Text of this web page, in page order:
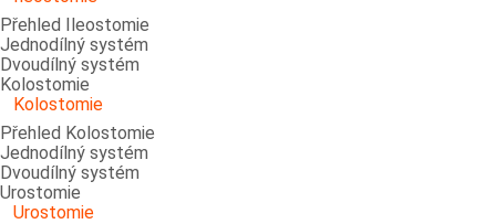
Přehled Ileostomie
Jednodílný systém
Dvoudílný systém
Kolostomie
Kolostomie
Přehled Kolostomie
Jednodílný systém
Dvoudílný systém
Urostomie
Urostomie